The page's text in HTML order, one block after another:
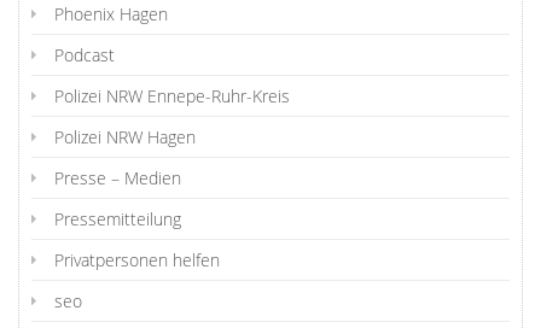
Phoenix Hagen
Podcast
Polizei NRW Ennepe-Ruhr-Kreis
Polizei NRW Hagen
Presse – Medien
Pressemitteilung
Privatpersonen helfen
seo